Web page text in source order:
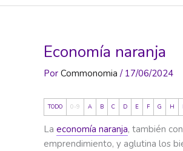
Economía naranja
Por Commonomia/ 17/06/2024
TODO 0-9 A B C D E F G H
La economía naranja, también
emprendimiento, y aglutina los